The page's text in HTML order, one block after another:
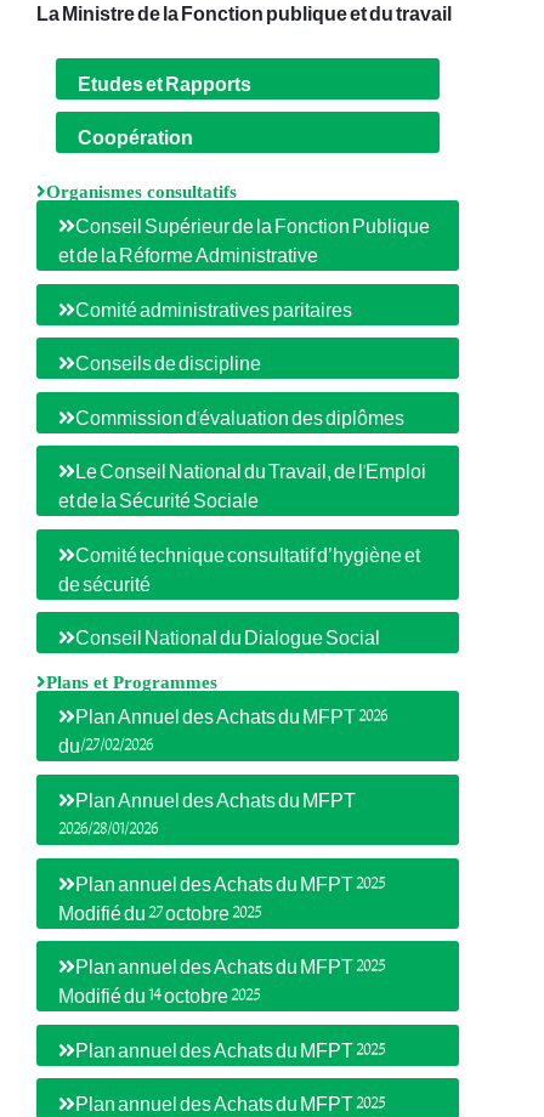
La Ministre de la Fonction publique et du travail
Etudes et Rapports
Coopération
Organismes consultatifs
Conseil Supérieur de la Fonction Publique
et de la Réforme Administrative
Comité administratives paritaires
Conseils de discipline
Commission d'évaluation des diplômes
Le Conseil National du Travail, de l'Emploi
et de la Sécurité Sociale
Comité technique consultatif d’hygiène et
de sécurité
Conseil National du Dialogue Social
Plans et Programmes
Plan Annuel des Achats du MFPT 2026
du/27/02/2026
Plan Annuel des Achats du MFPT
2026/28/01/2026
Plan annuel des Achats du MFPT 2025
Modifié du 27 octobre 2025
Plan annuel des Achats du MFPT 2025
Modifié du 14 octobre 2025
Plan annuel des Achats du MFPT 2025
Plan annuel des Achats du MFPT 2025